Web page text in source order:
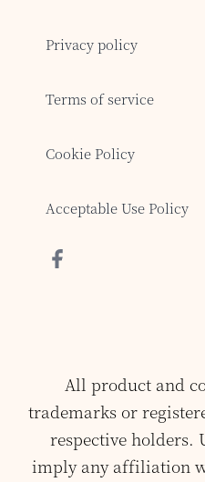
Privacy policy
Terms of service
Cookie Policy
Acceptable Use Policy
All product and
trademarks or
respective holders.
imply any affiliation